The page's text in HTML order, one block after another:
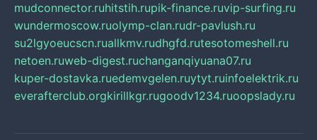
mudconnector.ruhitstih.rupik-finance.ruvip-surfing.ru
wundermoscow.ruolymp-clan.rudr-pavlush.ru
su2lgyoeucscn.ruallkmv.rudhgfd.rutesotomeshell.ru
netoen.ruweb-digest.ruchanganqiyuana07.ru
kuper-dostavka.ruedemvgelen.ruytyt.ruinfoelektrik.ru
everafterclub.orgkirillkgr.rugoodv1234.ruoopslady.ru